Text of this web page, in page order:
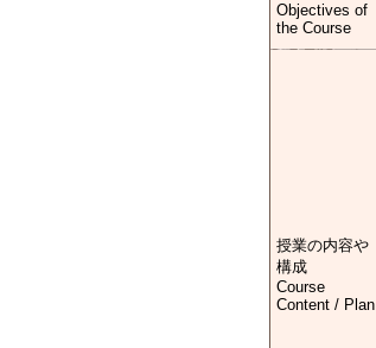
Objectives of
the Course
授業の内容や
構成
Course
Content / Plan